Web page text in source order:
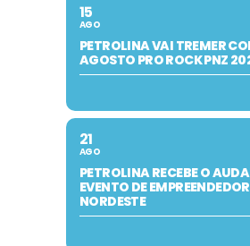
15
AGO
PETROLINA VAI TREMER
AGOSTO PRO ROCK PNZ
21
AGO
PETROLINA RECEBE O
EVENTO DE
NORDESTE